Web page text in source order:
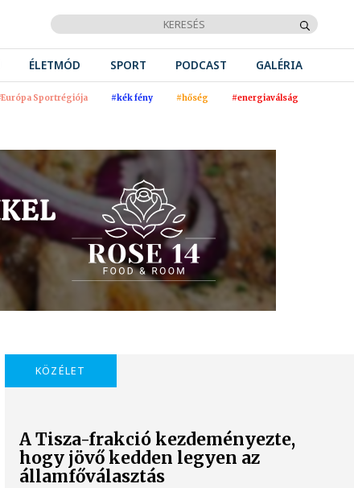
ÉLETMÓD SPORT PODCAST GALÉRIA
Sportrégiója #kék fény #hőség #energiaválság
KÖZÉLET
A Tisza-frakció kezdeményezte,
hogy jövő kedden legyen az
államfőválasztás